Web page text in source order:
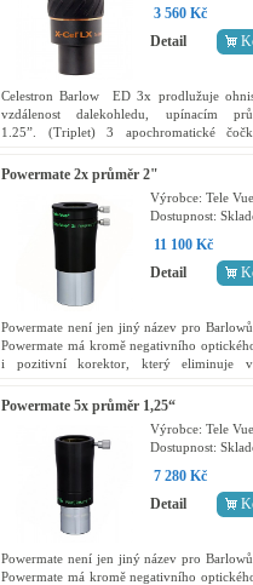
3 560 Kč
Detail
Celestron Barlow ED 3x prodlužuje
vzdálenost dalekohledu, upínacím
1.25”. (Triplet) 3 apochromatické
Powermate 2x průměr 2"
Výrobce: Tele Vue
Dostupnost:
11 100 Kč
Detail
Powermate není jen jiný název pro
Powermate má kromě negativního
i pozitivní korektor, který eliminuje
použití...
Powermate 5x průměr 1,25“
Výrobce: Tele Vue
Dostupnost:
7 280 Kč
Detail
Powermate není jen jiný název pro
Powermate má kromě negativního